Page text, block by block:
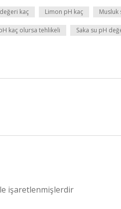
kaç Limon pH kaç
kaç olursa tehlikeli Saka su pH
işaretlenmişlerdir